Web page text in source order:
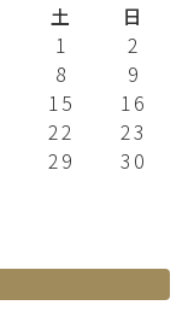
土
日
1
2
8
9
15
16
22
23
29
30